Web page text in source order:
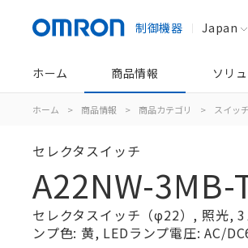
制御機器 Japan
ホーム 商品情報 ソリ
ホーム > 商品情報 > 商品カテゴリ > スイッチ
セレクタスイッチ
A22NW-3MB-
セレクタスイッチ（φ22）, 照光,
ンプ色: 黄, LEDランプ電圧: AC/